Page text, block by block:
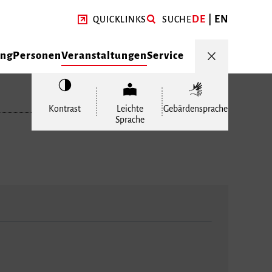
QUICKLINKS SUCHEDE EN
PersonenVeranstaltungenService
Kontrast
Leichte
Sprache
Gebärdensprache